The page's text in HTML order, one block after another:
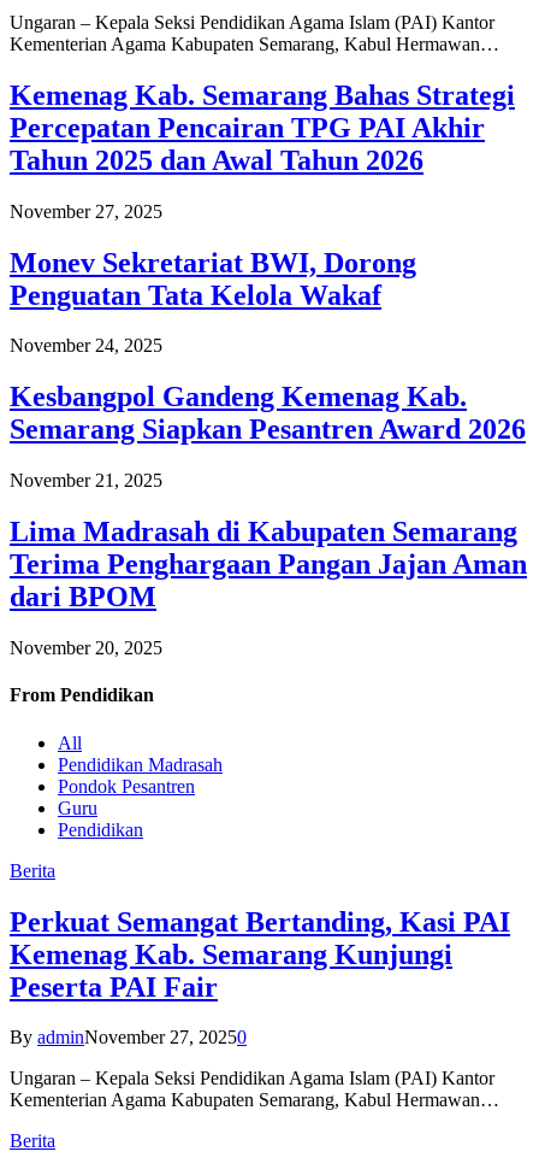
Ungaran – Kepala Seksi Pendidikan Agama Islam (PAI) Kantor
Kementerian Agama Kabupaten Semarang, Kabul Hermawan…
Kemenag Kab. Semarang Bahas Strategi
Percepatan Pencairan TPG PAI Akhir
Tahun 2025 dan Awal Tahun 2026
November 27, 2025
Monev Sekretariat BWI, Dorong
Penguatan Tata Kelola Wakaf
November 24, 2025
Kesbangpol Gandeng Kemenag Kab.
Semarang Siapkan Pesantren Award 2026
November 21, 2025
Lima Madrasah di Kabupaten Semarang
Terima Penghargaan Pangan Jajan Aman
dari BPOM
November 20, 2025
From Pendidikan
All
Pendidikan Madrasah
Pondok Pesantren
Guru
Pendidikan
Berita
Perkuat Semangat Bertanding, Kasi PAI
Kemenag Kab. Semarang Kunjungi
Peserta PAI Fair
By adminNovember 27, 20250
Ungaran – Kepala Seksi Pendidikan Agama Islam (PAI) Kantor
Kementerian Agama Kabupaten Semarang, Kabul Hermawan…
Berita